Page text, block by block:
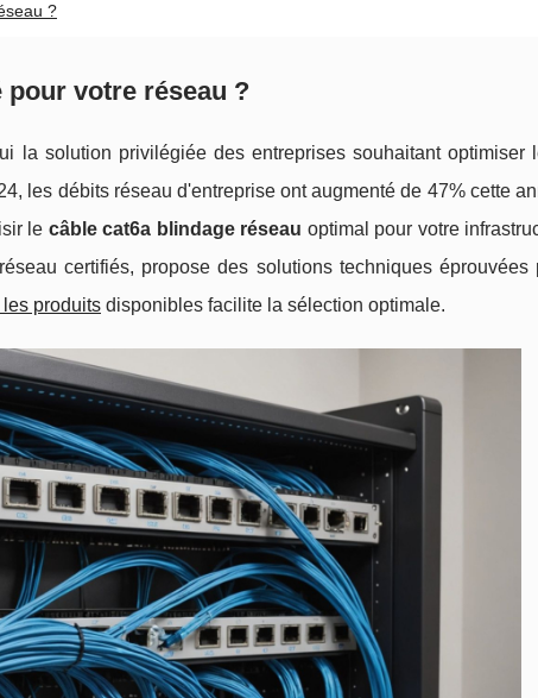
?
votre réseau ?
la solution privilégiée des entreprises souhaitant optimiser
les débits réseau d'entreprise ont augmenté de 47% cette
le câble cat6a blindage réseau optimal pour votre
certifiés, propose des solutions techniques éprouvées
les produits disponibles facilite la sélection optimale.